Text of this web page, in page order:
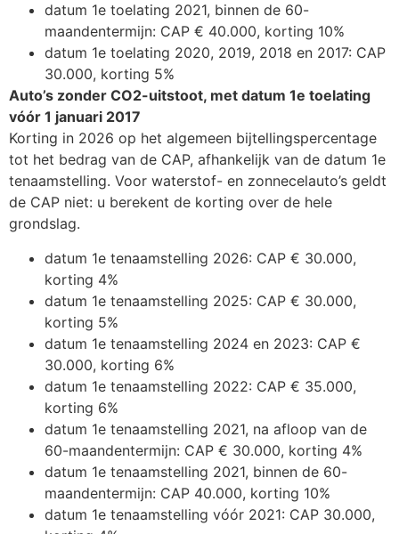
datum 1e toelating 2021, binnen de 60-
maandentermijn: CAP € 40.000, korting 10%
datum 1e toelating 2020, 2019, 2018 en 2017: CAP
30.000, korting 5%
Auto’s zonder CO2-uitstoot, met datum 1e toelating
vóór 1 januari 2017
Korting in 2026 op het algemeen bijtellingspercentage
tot het bedrag van de CAP, afhankelijk van de datum 1e
tenaamstelling. Voor waterstof- en zonnecelauto’s geldt
de CAP niet: u berekent de korting over de hele
grondslag.
datum 1e tenaamstelling 2026: CAP € 30.000,
korting 4%
datum 1e tenaamstelling 2025: CAP € 30.000,
korting 5%
datum 1e tenaamstelling 2024 en 2023: CAP €
30.000, korting 6%
datum 1e tenaamstelling 2022: CAP € 35.000,
korting 6%
datum 1e tenaamstelling 2021, na afloop van de
60-maandentermijn: CAP € 30.000, korting 4%
datum 1e tenaamstelling 2021, binnen de 60-
maandentermijn: CAP 40.000, korting 10%
datum 1e tenaamstelling vóór 2021: CAP 30.000,